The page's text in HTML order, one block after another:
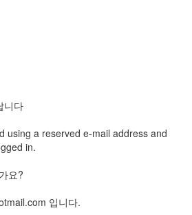
니다
using a reserved e-mail address and
in.
요?
입니다.